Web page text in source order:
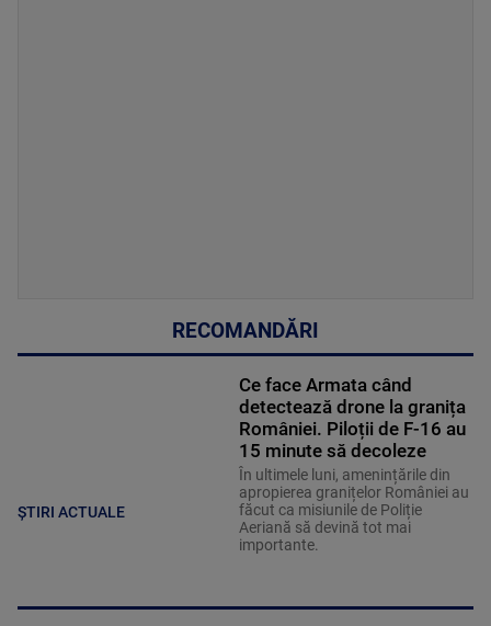
RECOMANDĂRI
ȘTIRI ACTUALE
Ce face Armata când
detectează drone la granița
României. Piloții de F-16 au
15 minute să decoleze
În ultimele luni, amenințările din
apropierea granițelor României au
făcut ca misiunile de Poliție
Aeriană să devină tot mai
importante.